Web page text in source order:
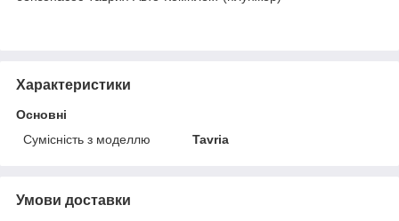
Характеристики
Основні
Сумісність з моделлю
Tavria
Умови доставки